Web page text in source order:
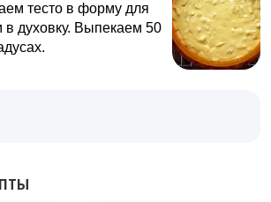
тесто в форму для
в духовку. Выпекаем 50